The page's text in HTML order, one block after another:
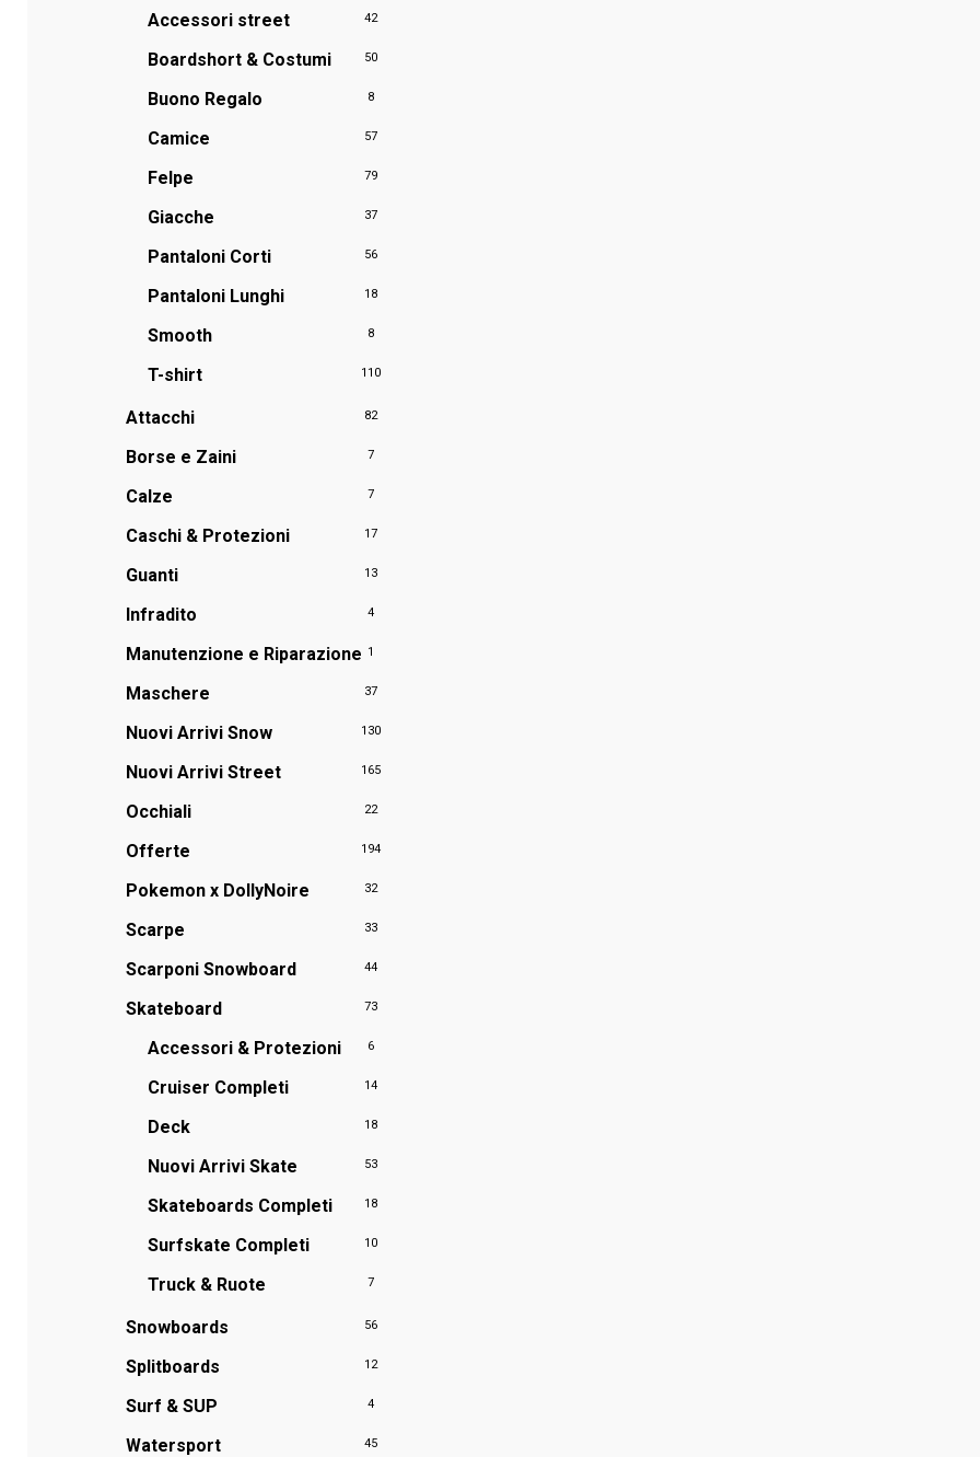
Accessori street 42
Boardshort & Costumi 50
Buono Regalo 8
Camice 57
Felpe 79
Giacche 37
Pantaloni Corti 56
Pantaloni Lunghi 18
Smooth 8
T-shirt 110
Attacchi 82
Borse e Zaini 7
Calze 7
Caschi & Protezioni 17
Guanti 13
Infradito 4
Manutenzione e Riparazione 1
Maschere 37
Nuovi Arrivi Snow 130
Nuovi Arrivi Street 165
Occhiali 22
Offerte 194
Pokemon x DollyNoire 32
Scarpe 33
Scarponi Snowboard 44
Skateboard 73
Accessori & Protezioni 6
Cruiser Completi 14
Deck 18
Nuovi Arrivi Skate 53
Skateboards Completi 18
Surfskate Completi 10
Truck & Ruote 7
Snowboards 56
Splitboards 12
Surf & SUP 4
Watersport 45